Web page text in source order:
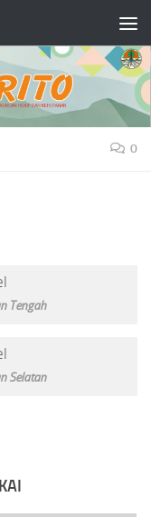
0
Tengah
Selatan